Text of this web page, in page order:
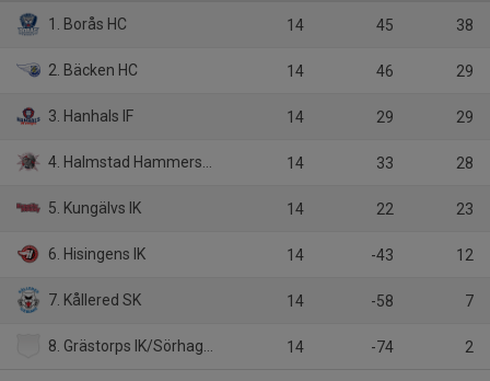
1. Borås HC 14 45 38
2. Bäcken HC 14 46 29
3. Hanhals IF 14 29 29
4. Halmstad Hammers HC 14 33 28
5. Kungälvs IK 14 22 23
6. Hisingens IK 14 -43 12
7. Kållered SK 14 -58 7
8. Grästorps IK/Sörhaga Alingsås HC 14 -74 2